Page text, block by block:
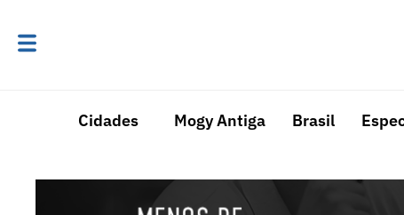
Cidades Mogy Antiga Brasil